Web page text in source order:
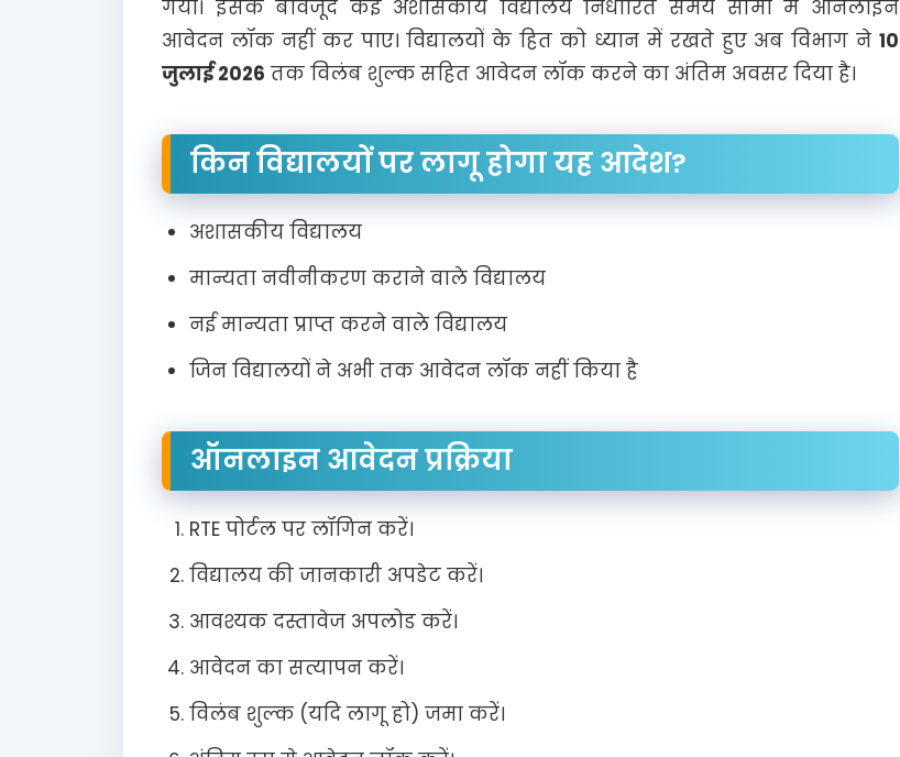
गया। इसके बावजूद कई अशासकीय विद्यालय निर्धारित समय सीमा में ऑनलाइन
आवेदन लॉक नहीं कर पाए। विद्यालयों के हित को ध्यान में रखते हुए अब विभाग ने 10
जुलाई 2026 तक विलंब शुल्क सहित आवेदन लॉक करने का अंतिम अवसर दिया है।
किन विद्यालयों पर लागू होगा यह आदेश?
अशासकीय विद्यालय
मान्यता नवीनीकरण कराने वाले विद्यालय
नई मान्यता प्राप्त करने वाले विद्यालय
जिन विद्यालयों ने अभी तक आवेदन लॉक नहीं किया है
ऑनलाइन आवेदन प्रक्रिया
RTE पोर्टल पर लॉगिन करें।
विद्यालय की जानकारी अपडेट करें।
आवश्यक दस्तावेज अपलोड करें।
आवेदन का सत्यापन करें।
विलंब शुल्क (यदि लागू हो) जमा करें।